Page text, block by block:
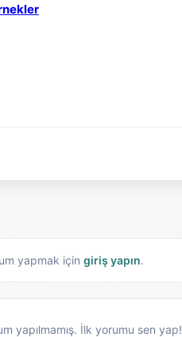
yapmak için giriş yapın.
yapılmamış. İlk yorumu sen yap!